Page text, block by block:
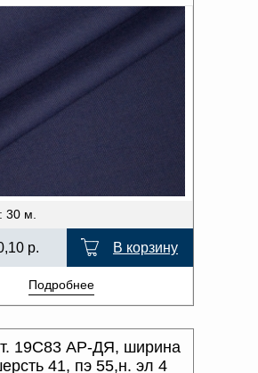
30 м.
р. В корзину
Подробнее
19С83 АР-ДЯ, ширина
41, пэ 55,н. эл 4